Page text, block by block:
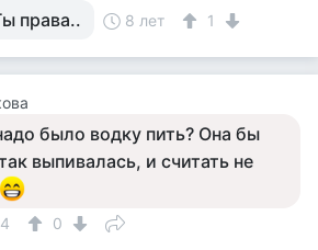
права.. 8 лет 1
было водку пить? Она бы
выпивалась, и считать не
4 0